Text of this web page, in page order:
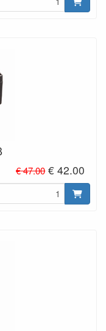
€ 47.00 € 42.00